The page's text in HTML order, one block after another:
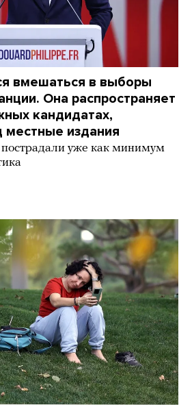
вмешаться в выборы
Она распространяет
кандидатах,
местные издания
уже как минимум